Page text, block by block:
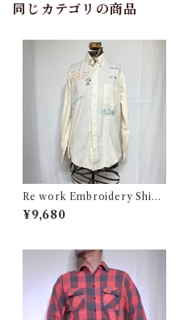
同じカテゴリの商品
Re work Embroidery Shirt
/ リワーク ハンド刺繍入り シ
ャツ 古着
¥9,680